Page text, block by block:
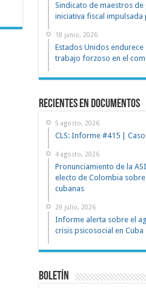
Sindicato de maestros
iniciativa fiscal impulsada
18 junio, 2026
Estados Unidos endurece
trabajo forzoso en el
recientes en documentos
5 agosto, 2026
CLS: Informe #415 | Caso
4 agosto, 2026
Pronunciamiento de la
electo de Colombia
cubanas
29 julio, 2026
Informe alerta sobre el
crisis psicosocial en Cuba
Boletín